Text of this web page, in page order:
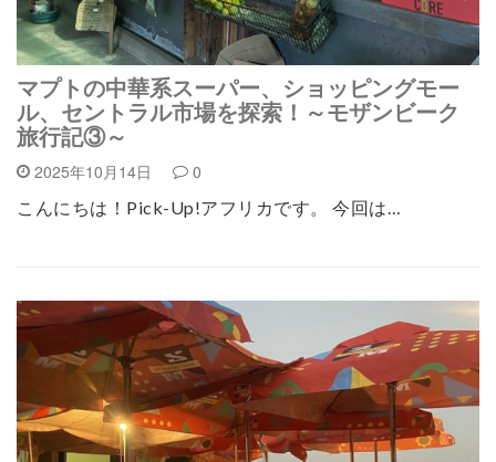
マプトの中華系スーパー、ショッピングモー
ル、セントラル市場を探索！～モザンビーク
旅行記③～
2025年10月14日 0
こんにちは！Pick-Up!アフリカです。 今回は…